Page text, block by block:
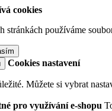
cookies
stránkách používáme
Cookies nastavení
Můžete si vybrat
pro využívání e-shopu